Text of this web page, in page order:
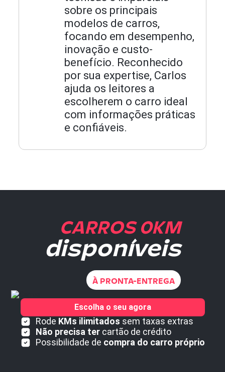
sobre os principais
modelos de carros,
focando em desempenho,
inovação e custo-
benefício. Reconhecido
por sua expertise, Carlos
ajuda os leitores a
escolherem o carro ideal
com informações práticas
e confiáveis.
CARROS 0KM
disponíveis
À PRONTA-ENTREGA
Rode KMs ilimitados sem taxas extras
Não precisa tercartão de crédito
Possibilidade de compra do carro próprio
Escolha o seu agora